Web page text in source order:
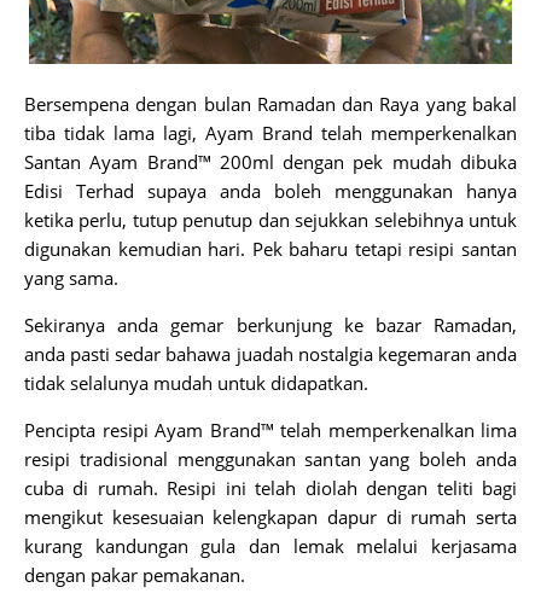
Bersempena dengan bulan Ramadan dan Raya yang bakal
tiba tidak lama lagi, Ayam Brand telah memperkenalkan
Santan Ayam Brand™ 200ml dengan pek mudah dibuka
Edisi Terhad supaya anda boleh menggunakan hanya
ketika perlu, tutup penutup dan sejukkan selebihnya untuk
digunakan kemudian hari. Pek baharu tetapi resipi santan
yang sama.
Sekiranya anda gemar berkunjung ke bazar Ramadan,
anda pasti sedar bahawa juadah nostalgia kegemaran anda
tidak selalunya mudah untuk didapatkan.
Pencipta resipi Ayam Brand™ telah memperkenalkan lima
resipi tradisional menggunakan santan yang boleh anda
cuba di rumah. Resipi ini telah diolah dengan teliti bagi
mengikut kesesuaian kelengkapan dapur di rumah serta
kurang kandungan gula dan lemak melalui kerjasama
dengan pakar pemakanan.